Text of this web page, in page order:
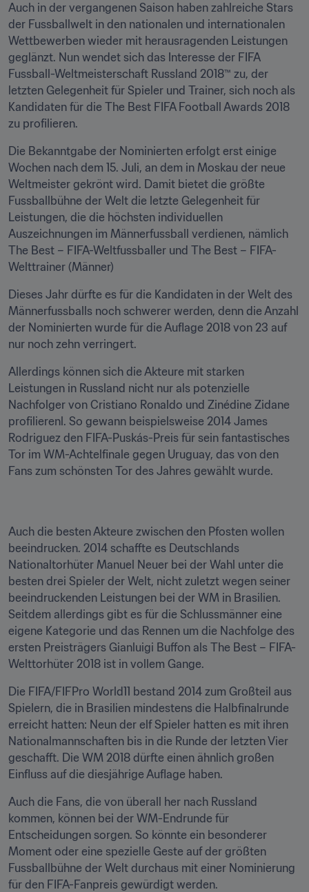
Auch in der vergangenen Saison haben zahlreiche Stars
der Fussballwelt in den nationalen und internationalen
Wettbewerben wieder mit herausragenden Leistungen
geglänzt. Nun wendet sich das Interesse der FIFA
Fussball-Weltmeisterschaft Russland 2018™ zu, der
letzten Gelegenheit für Spieler und Trainer, sich noch als
Kandidaten für die The Best FIFA Football Awards 2018
zu profilieren.
Die Bekanntgabe der Nominierten erfolgt erst einige
Wochen nach dem 15. Juli, an dem in Moskau der neue
Weltmeister gekrönt wird. Damit bietet die größte
Fussballbühne der Welt die letzte Gelegenheit für
Leistungen, die die höchsten individuellen
Auszeichnungen im Männerfussball verdienen, nämlich
The Best – FIFA-Weltfussballer und The Best – FIFA-
Welttrainer (Männer)
Dieses Jahr dürfte es für die Kandidaten in der Welt des
Männerfussballs noch schwerer werden, denn die Anzahl
der Nominierten wurde für die Auflage 2018 von 23 auf
nur noch zehn verringert.
Allerdings können sich die Akteure mit starken
Leistungen in Russland nicht nur als potenzielle
Nachfolger von Cristiano Ronaldo und Zinédine Zidane
profilierenl. So gewann beispielsweise 2014 James
Rodriguez den FIFA-Puskás-Preis für sein fantastisches
Tor im WM-Achtelfinale gegen Uruguay, das von den
Fans zum schönsten Tor des Jahres gewählt wurde.
Auch die besten Akteure zwischen den Pfosten wollen
beeindrucken. 2014 schaffte es Deutschlands
Nationaltorhüter Manuel Neuer bei der Wahl unter die
besten drei Spieler der Welt, nicht zuletzt wegen seiner
beeindruckenden Leistungen bei der WM in Brasilien.
Seitdem allerdings gibt es für die Schlussmänner eine
eigene Kategorie und das Rennen um die Nachfolge des
ersten Preisträgers Gianluigi Buffon als The Best – FIFA-
Welttorhüter 2018 ist in vollem Gange.
Die FIFA/FIFPro World11 bestand 2014 zum Großteil aus
Spielern, die in Brasilien mindestens die Halbfinalrunde
erreicht hatten: Neun der elf Spieler hatten es mit ihren
Nationalmannschaften bis in die Runde der letzten Vier
geschafft. Die WM 2018 dürfte einen ähnlich großen
Einfluss auf die diesjährige Auflage haben.
Auch die Fans, die von überall her nach Russland
kommen, können bei der WM-Endrunde für
Entscheidungen sorgen. So könnte ein besonderer
Moment oder eine spezielle Geste auf der größten
Fussballbühne der Welt durchaus mit einer Nominierung
für den FIFA-Fanpreis gewürdigt werden.